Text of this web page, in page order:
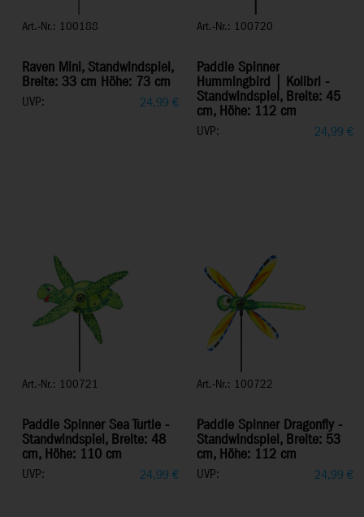
Art.-Nr.: 100188
Raven Mini, Standwindspiel,
Breite: 33 cm Höhe: 73 cm
UVP: 24,99 €
Art.-Nr.: 100720
Paddle Spinner
Hummingbird | Kolibri -
Standwindspiel, Breite: 45
cm, Höhe: 112 cm
UVP: 24,99 €
Art.-Nr.: 100721
Paddle Spinner Sea Turtle -
Standwindspiel, Breite: 48
cm, Höhe: 110 cm
UVP: 24,99 €
Art.-Nr.: 100722
Paddle Spinner Dragonfly -
Standwindspiel, Breite: 53
cm, Höhe: 112 cm
UVP: 24,99 €